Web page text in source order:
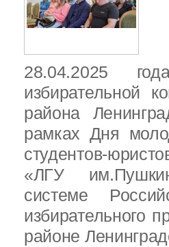
28.04.2025
избирательной
района
рамках Дня
студентов-
«ЛГУ
системе
избирательного
районе